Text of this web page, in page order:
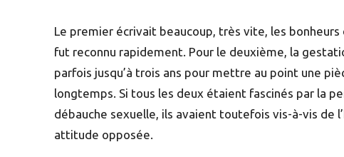
Le premier écrivait beaucoup, très vite, les
fut reconnu rapidement. Pour le deuxième, la
parfois jusqu’à trois ans pour mettre au point une
longtemps. Si tous les deux étaient fascinés par la
débauche sexuelle, ils avaient toutefois vis-à-vis
attitude opposée.